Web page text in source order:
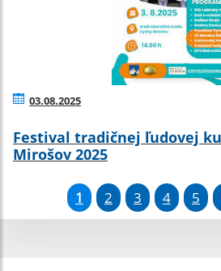
03.08.2025
Festival tradičnej ľudovej
Mirošov 2025
1 2 3 4 5